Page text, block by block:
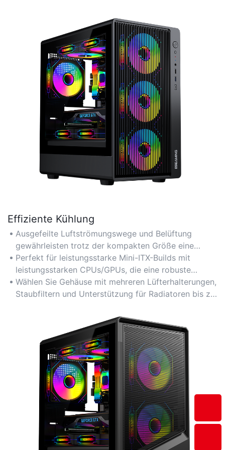
Effiziente Kühlung
Ausgefeilte Luftströmungswege und Belüftung
gewährleisten trotz der kompakten Größe eine
optimale Wärmeleistung.
Perfekt für leistungsstarke Mini-ITX-Builds mit
leistungsstarken CPUs/GPUs, die eine robuste
Wärmeableitung erfordern.
Wählen Sie Gehäuse mit mehreren Lüfterhalterungen,
Staubfiltern und Unterstützung für Radiatoren bis zu